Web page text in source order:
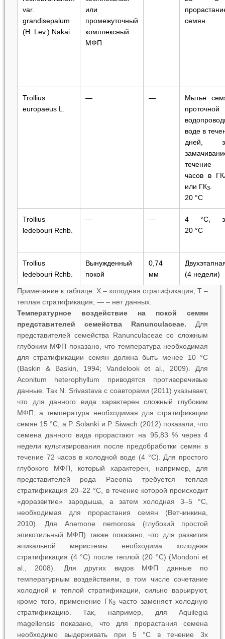
var.
grandisepalum
(H. Lev.) Nakai
или
промежуточный
комплексный
МФП
семян.
Trollius
europaeus L.
— —
Мытье
проточной
воде в
дней,
часов в ГК
или ГК3.
20 °C
Trollius
ledebouri Rchb.
— —
4 °C,
20 °C
Trollius
ledebouri Rchb.
Вынужденный
покой
0,74
мм
(4 недели)
Примечание к таблице. Х – холодная стратификация; Т –
теплая стратификация; — – нет данных.
Температурное воздействие на покой семян
представителей семейства Ranunculaceae. Для
представителей семейства Ranunculaceae со сложным
глубоким МФП показано, что температура необходимая
для стратификации семян должна быть менее 10 °C
(Baskin & Baskin, 1994; Vandelook et al., 2009). Для
Aconitum heterophyllum приводятся противоречивые
данные. Так N. Srivastava с соавторами (2011) указывает,
что для данного вида характерен сложный глубоким
МФП, а температура необходимая для стратификации
семян 15 °C, а P. Solanki и P. Siwach (2012) показали, что
семена данного вида прорастают на 95,83 % через 4
недели культивирования после предобработки семян в
течение 72 часов в холодной воде (4 °C). Для простого
глубокого МФП, который характерен, например, для
представителей рода Paeonia требуется теплая
стратификация 20‒22 °C, в течение которой происходит
«доразвитие» зародыша, а затем холодная 3‒5 °С,
необходимая для прорастания семян (Ветчинкина,
2010). ДляAnemone nemorosa (глубокий простой
эпикотильный МФП) также показано, что для развития
апикальной меристемы необходима холодная
стратификация (4 °С) после теплой (20 °С) (Mondoni et
al., 2008). Для других видов МФП данные по
температурным воздействиям, в том числе сочетание
холодной и теплой стратификации, сильно варьируют,
кроме того, применение ГК3 часто заменяет холодную
стратификацию. Так, например, дляAquilegia
magellensisпоказано, что для прорастания семена
необходимо выдерживать при 5 °C в течение 3х